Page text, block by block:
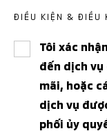
ĐIỀU KIỆN & ĐIỀU
Tôi xác
đến dịch vụ
mãi, hoặc
dịch vụ
phối ủy